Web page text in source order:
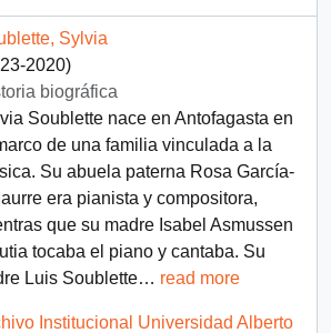
Sylvia
2020)
biográfica
Soublette nace en Antofagasta en
de una familia vinculada a la
Su abuela paterna Rosa García-
era pianista y compositora,
que su madre Isabel Asmussen
tocaba el piano y cantaba. Su
Luis Soublette… read more
Institucional Universidad Alberto